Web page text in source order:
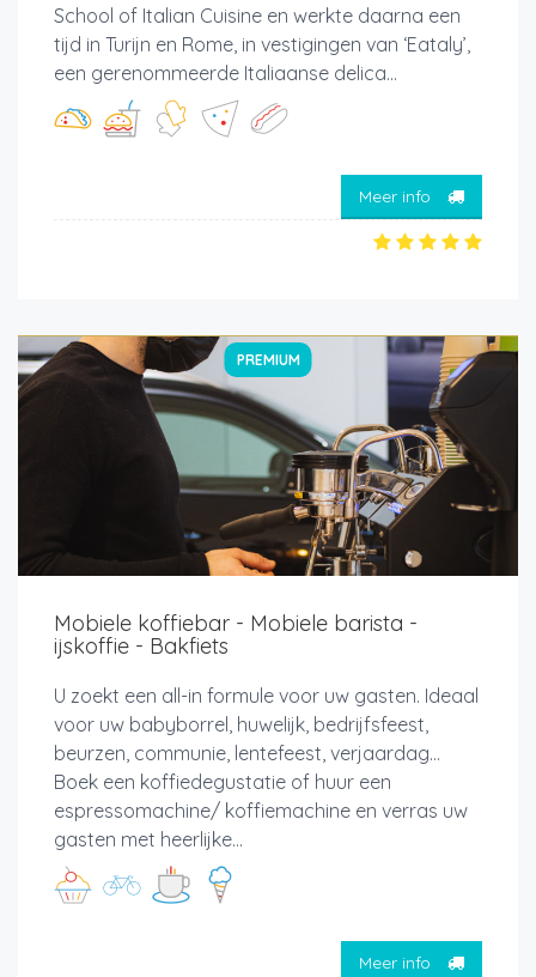
School of Italian Cuisine en werkte daarna een
tijd in Turijn en Rome, in vestigingen van ‘Eataly’,
een gerenommeerde Italiaanse delica...
Meer info
PREMIUM
Mobiele koffiebar - Mobiele barista -
ijskoffie - Bakfiets
U zoekt een all-in formule voor uw gasten. Ideaal
voor uw babyborrel, huwelijk, bedrijfsfeest,
beurzen, communie, lentefeest, verjaardag…
Boek een koffiedegustatie of huur een
espressomachine/ koffiemachine en verras uw
gasten met heerlijke...
Meer info